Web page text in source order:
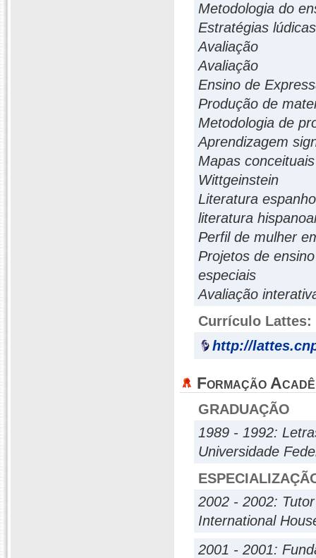
Metodologia do
Estratégias
Avaliação
Avaliação
Ensino de
Produção de
Metodologia de
Aprendizagem
Mapas conceituais
Wittgeinstein
Literatura
literatura
Perfil de mulher
Projetos de
especiais
Avaliação
Currículo Lattes:
http://
Formação
GRADUAÇÃO
1989 - 1992:
Universidade
2002 - 2002:
International
2001 - 2001: